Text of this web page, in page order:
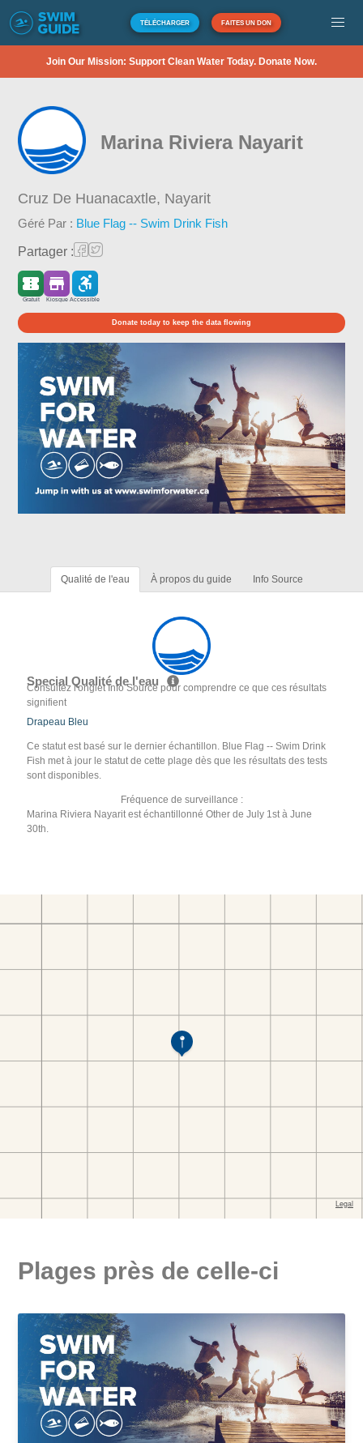
TÉLÉCHARGER FAITES UN DON
Join Our Mission: Support Clean Water Today. Donate Now.
Marina Riviera Nayarit
Cruz De Huanacaxtle, Nayarit
Géré Par : Blue Flag -- Swim Drink Fish
Partager :
Gratuit Kiosque Accessible
Donate today to keep the data flowing
Qualité de l'eau À propos du guide Info Source
Special Qualité de l'eau
Consultez l'onglet Info Source pour comprendre ce que ces résultats
signifient
Drapeau Bleu
Ce statut est basé sur le dernier échantillon. Blue Flag -- Swim Drink
Fish met à jour le statut de cette plage dès que les résultats des tests
sont disponibles.
Fréquence de surveillance :
Marina Riviera Nayarit est échantillonné Other de July 1st à June
30th.
Plages près de celle-ci